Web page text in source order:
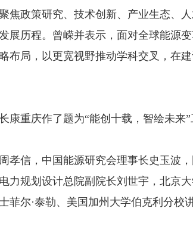
焦政策研究、技术创新、产业生态、
展历程。曾嵘并表示，面对全球能源
布局，以更宽视野推动学科交叉，在
重庆作了题为“能创十载，智绘未来”
孝信，中国能源研究会理事长史玉波
力规划设计总院副院长刘世宇，北京
菲尔·泰勒、美国加州大学伯克利分校